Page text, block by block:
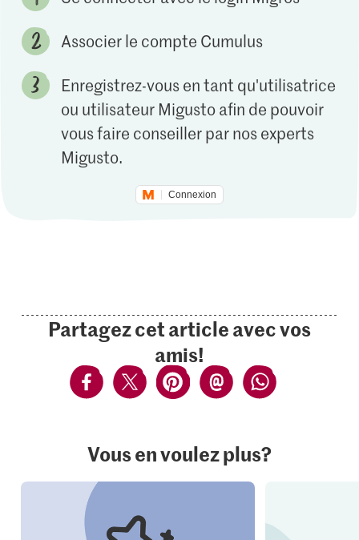
Associer le compte Cumulus
Enregistrez-vous en tant qu'utilisatrice
ou utilisateur Migusto afin de pouvoir
vous faire conseiller par nos experts
Migusto.
Connexion
Partagez cet article avec vos
amis!
Vous en voulez plus?